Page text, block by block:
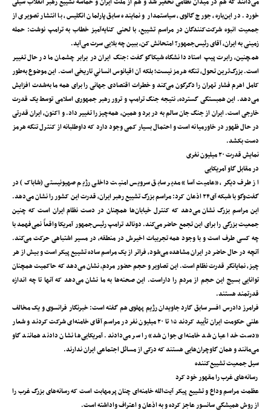
خورد. در این‌باره، جورج گالوی، سیاستمدار و نماینده سابق پارلمان انگلیس، با انتشار تصویری از
جمعیت انبوه شرکت‌کنندگان در مراسم تشییع، با لحنی کنایه‌آمیز خطاب به ترامپ نوشت: حمله
زمینی به ایران، آقای رئیس‌جمهور؟ امتحانش کن، ببین چه بلایی سرت می‌آید.
همچنین، رابرت پیپ استاد دانشگاه شیکاگو گفت:‏جنگ ایران در برابر چشمان ما در حال تغییر
است. بزرگ‌ترین تحول، تنگه هرمز نیست؛ بلکه آن اقیانوس انسانیِ تاریخی است. این موضوع به‌طور
کامل اهرم فشار تهران را دگرگون می‌کند و خطرات اقتصادی جهانی را برای همه ما به‌شدت افزایش
می‌دهد. این همبستگی گسترده، نتیجه جنگ ترامپ و ترور رهبر جمهوری اسلامی توسط یک قدرت
خارجی است. ایران از جنگ جان سالم به در برد و همین، همه‌چیز را تغییر داد. و اکنون، ایران قدرتی
در حال ظهور در خاورمیانه است و احتمال بسیار کمی وجود دارد که داوطلبانه از کنترل تنگه هرمز
دست بکشد.
نمایش قدرت ۲۰ میلیون نفری
در مقابل گاو آمریکایی
از طرف دیگر، «عامیت آسا» مدیر سابق سرویس امنیت داخلی رژیم صهیونیستی (شاباک) در
گفت‌وگو با شبکه آی۲۴ اذعان کرد: مراسم بزرگ تشییع رهبر ایران، قدرت این کشور را نشان می‌دهد.
این مراسم بزرگ نشان می‌دهد که کنترل خیابان‌ها همچنان در دست نظام ایران است که چنین
جمعیت بزرگی را برای این تجمع حاضر می‌کند. دونالد ترامپ رئیس‌جمهور آمریکا واقعاً نمی‌فهمد با
چه کسی طرف است و با وجود همه تجربیات اخیرش در منطقه، در مسیر اشتباهی حرکت می‌کند.
آنچه در حال حاضر در ایران مشاهده می‌شود، فراتر از یک مراسم ساده تشییع پیکر است و بیش از هر
چیز، نمایانگر قدرت نظام است. این تصاویر و حجم حضور مردم، نشان می‌دهد که حاکمیت همچنان
توانایی بسیج این حجم از مردم را داراست. این صحنه‌ها به ما نشان می‌دهد که آنها تا چه اندازه
قدرتمند هستند.
فرامرز دادرس افسر سابق گارد جاویدان رژیم پهلوی هم گفته است: خبرنگار فرانسوی و یک مخالف
علنی حکومت ایران تأیید کردند ۱۵ تا ۲۰ میلیون نفر در مراسم آقای خامنه‌ای شرکت کردند و شعار
«دست خدا عیان شد خامنه‌ای جوان شد» را سر می‌دادند. آمریکایی‌ها نشان دادند همانند گاو
می‌مانند و همان گاوچران‌هایی هستند که درکی از مسائل اجتماعی ایران ندارند.
سیل جمعیت تشییع‌کننده
رسانه‌های غرب را مقهور خود کرد
عظمت مراسم وداع و تشییع پیکر آیت‌الله خامنه‌ای چنان پرمهابت است که رسانه‌های بزرگ غرب را
از روش همیشگی سانسور عاجز کرده و به اذعان و اعتراف واداشته است.